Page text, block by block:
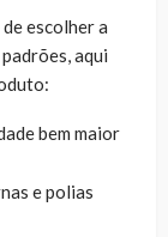
escolher a
aqui
bem maior
e polias